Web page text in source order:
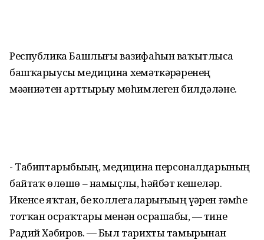
Республика Башлығы вазифаһын ваҡытлыса
башҡарыусы медицина хеҙмәткәрҙәренең
мәҙәниәтен арттырыу мөһимлеген билдәләне.
- Табиптарыбыҙҙың, медицина персоналдарының
байтаҡ өлөшө – намыҫлы, һәйбәт кешеләр.
Икенсе яҡтан, беҙ коллегаларығыҙҙың үҙҙәрен ғәмһеҙ
тотҡан осраҡтары менән осрашабыҙ, — тине
Радий Хәбиров. — Был тарихты тамырынан